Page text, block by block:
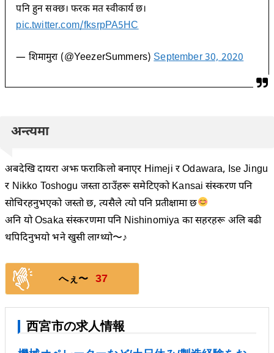
पनि हुन सक्छ। फरक मत स्वीकार्य छ।
pic.twitter.com/fksrpPA5HC
— शिमामुरा (@YeezerSummers)September 30, 2020
अन्त्यमा
अबदेखि दायरा अझ फराकिलो बनाएर Himeji र Odawara, Ise Jingu
र Nikko Toshogu जस्ता ठाउँहरू समेटिएको Kansai संस्करण पनि
सोचिरहनुभएको जस्तो छ, त्यसैले त्यो पनि प्रतीक्षामा छ
अनि यो Osaka संस्करणमा पनि Nishinomiya का सहरहरू अलि बढी
थपिदिनुभयो भने खुसी लाग्थ्यो〜♪
へぇ〜 37
西宮市の求人情報